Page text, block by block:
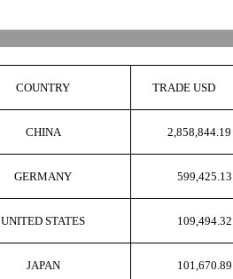
COUNTRY TRADE USD
CHINA 2,858,844.19
GERMANY 599,425.13
UNITED STATES 109,494.32
JAPAN 101,670.89